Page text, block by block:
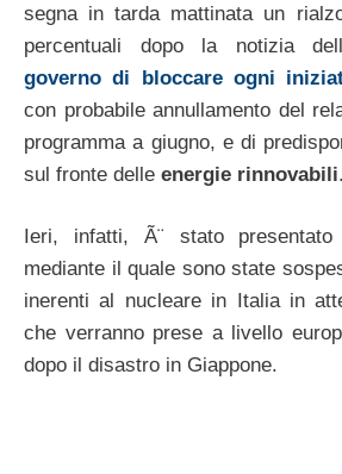
segna in tarda mattinata un
percentuali dopo la notizia
governo di bloccare ogni
con probabile annullamento del
programma a giugno, e di
sul fronte delle energie rinnovabili.
Ieri, infatti, Ã¨ stato presentato
mediante il quale sono state
inerenti al nucleare in Italia in
che verranno prese a livello
dopo il disastro in Giappone.